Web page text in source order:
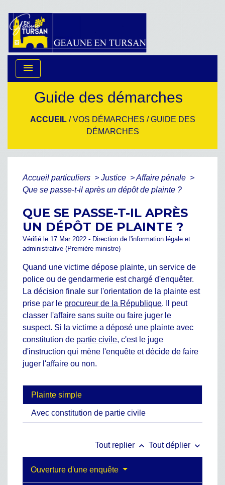
menu
Guide des démarches
ACCUEIL/VOS DÉMARCHES /GUIDE DES
DÉMARCHES
Accueil particuliers > Justice >Affaire pénale >
Que se passe-t-il après un dépôt de plainte ?
QUE SE PASSE-T-IL APRÈS
UN DÉPÔT DE PLAINTE ?
Vérifié le 17 Mar 2022 - Direction de l'information légale et
administrative (Première ministre)
Quand une victime dépose plainte, un service de
police ou de gendarmerie est chargé d'enquêter.
La décision finale sur l'orientation de la plainte est
prise par le procureur de la République. Il peut
classer l'affaire sans suite ou faire juger le
suspect. Si la victime a déposé une plainte avec
constitution de partie civile, c'est le juge
d'instruction qui mène l'enquête et décide de faire
juger l'affaire ou non.
Plainte simple
Avec constitution de partie civile
Tout replier keyboard_arrow_up Tout déplier keyboard_arrow_down
Ouverture d'une enquête